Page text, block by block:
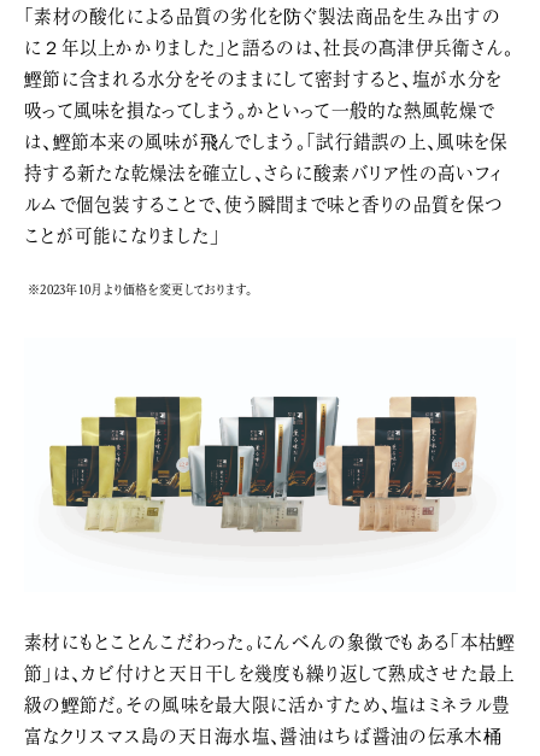
「素材の酸化による品質の劣化を防ぐ製法商品を生み出すの
に２年以上かかりました」と語るのは、社長の髙津伊兵衛さん。
鰹節に含まれる水分をそのままにして密封すると、塩が水分を
吸って風味を損なってしまう。かといって一般的な熱風乾燥で
は、鰹節本来の風味が飛んでしまう。「試行錯誤の上、風味を保
持する新たな乾燥法を確立し、さらに酸素バリア性の高いフィ
ルムで個包装することで、使う瞬間まで味と香りの品質を保つ
ことが可能になりました」
※2023年10月より価格を変更しております。
素材にもとことんこだわった。にんべんの象徴でもある「本枯鰹
節」は、カビ付けと天日干しを幾度も繰り返して熟成させた最上
級の鰹節だ。その風味を最大限に活かすため、塩はミネラル豊
富なクリスマス島の天日海水塩、醤油はちば醤油の伝承木桶